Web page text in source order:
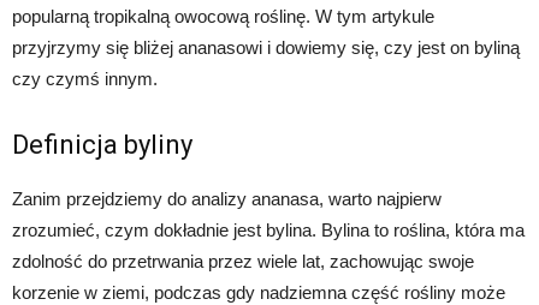
popularną tropikalną owocową roślinę. W tym artykule
przyjrzymy się bliżej ananasowi i dowiemy się, czy jest on byliną
czy czymś innym.
Definicja byliny
Zanim przejdziemy do analizy ananasa, warto najpierw
zrozumieć, czym dokładnie jest bylina. Bylina to roślina, która ma
zdolność do przetrwania przez wiele lat, zachowując swoje
korzenie w ziemi, podczas gdy nadziemna część rośliny może